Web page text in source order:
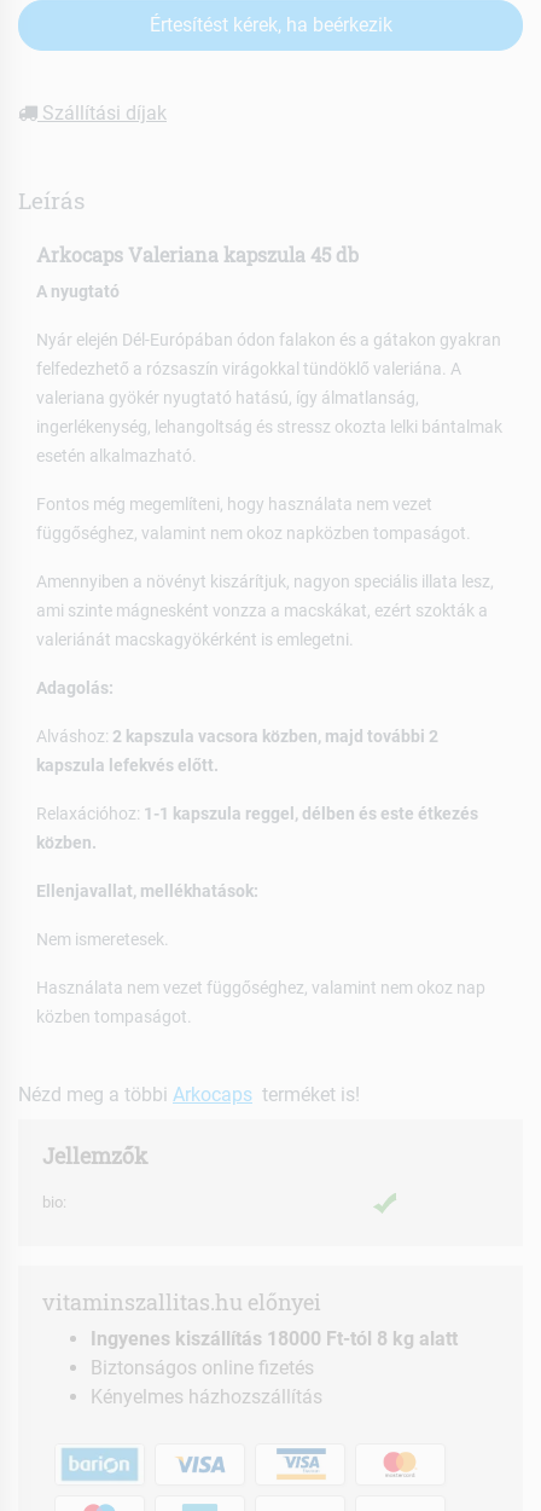
Értesítést kérek, ha beérkezik
Szállítási díjak
Leírás
Arkocaps Valeriana kapszula 45 db
A nyugtató
Nyár elején Dél-Európában ódon falakon és a gátakon gyakran
felfedezhető a rózsaszín virágokkal tündöklő valeriána. A
valeriana gyökér nyugtató hatású, így álmatlanság,
ingerlékenység, lehangoltság és stressz okozta lelki bántalmak
esetén alkalmazható.
Fontos még megemlíteni, hogy használata nem vezet
függőséghez, valamint nem okoz napközben tompaságot.
Amennyiben a növényt kiszárítjuk, nagyon speciális illata lesz,
ami szinte mágnesként vonzza a macskákat, ezért szokták a
valeriánát macskagyökérként is emlegetni.
Adagolás:
Alváshoz: 2 kapszula vacsora közben, majd további 2
kapszula lefekvés előtt.
Relaxációhoz: 1-1 kapszula reggel, délben és este étkezés
közben.
Ellenjavallat, mellékhatások:
Nem ismeretesek.
Használata nem vezet függőséghez, valamint nem okoz nap
közben tompaságot.
Nézd meg a többi Arkocaps terméket is!
Jellemzők
bio:
vitaminszallitas.hu előnyei
Ingyenes kiszállítás 18000 Ft-tól 8 kg alatt
Biztonságos online fizetés
Kényelmes házhozszállítás